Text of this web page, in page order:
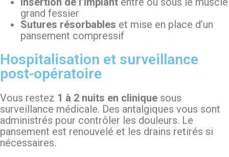
grand fessier
Sutures résorbables et mise en place d’un
pansement compressif
Hospitalisation et surveillance
post-opératoire
Vous restez 1 à 2 nuits en clinique sous
surveillance médicale. Des antalgiques vous sont
administrés pour contrôler les douleurs. Le
pansement est renouvelé et les drains retirés si
nécessaires.